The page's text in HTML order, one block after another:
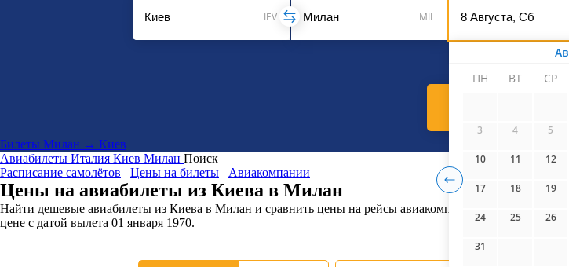
IEV MIL
ПН
ВТ СР
3 4 5
10 11 12
17 18 19
24 25 26
31
Билеты Милан → Киев
Авиабилеты Италия Киев Милан Поиск
Расписание самолётов
Цены на билеты Авиакомпании
Цены на авиабилеты из Киева в Милан
Найти дешевые авиабилеты из Киева в Милан и сравнить цены на рейсы авиакомпаний поможет
цене с датой вылета 01 января 1970.